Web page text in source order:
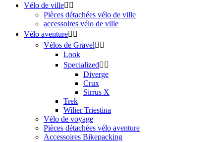
Vélo de ville 
Pièces détachées vélo de ville
accessoires vélo de ville
Vélo aventure 
Vélos de Gravel 
Look
Specialized 
Diverge
Crux
Sirrus X
Trek
Wilier Triestina
Vélo de voyage
Pièces détachées vélo aventure
Accessoires Bikepacking